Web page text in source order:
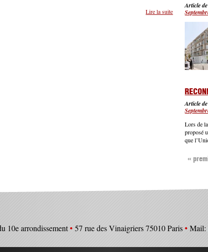
Lire la suite de 178
Article
Article
Lors de
proposé
que
«
10e arrondissement• 57 rue des Vinaigriers 75010 Paris• Mail: